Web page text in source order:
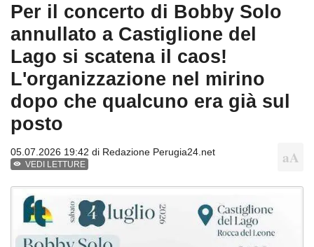
Per il concerto di Bobby Solo
annullato a Castiglione del
Lago si scatena il caos!
L'organizzazione nel mirino
dopo che qualcuno era già sul
posto
05.07.2026 19:42 di Redazione Perugia24.net
VEDI LETTURE